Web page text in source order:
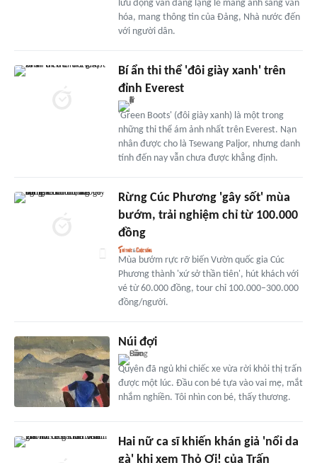
lưu động vẫn đang lặng lẽ mang ánh sáng văn
hóa, mang thông tin của Đảng, Nhà nước đến
với người dân.
Bí ẩn thi thể 'đôi giày xanh' trên
đỉnh Everest
'Green Boots' (đôi giày xanh) là một trong
những thi thể ám ảnh nhất trên Everest. Nạn
nhân được cho là Tsewang Paljor, nhưng danh
tính đến nay vẫn chưa được khẳng định.
Rừng Cúc Phương 'gây sốt' mùa
bướm, trải nghiệm chỉ từ 100.000
đồng
Mùa bướm rực rỡ biến Vườn quốc gia Cúc
Phương thành 'xứ sở thần tiên', hút khách với
vé từ 60.000 đồng, tour chỉ 100.000–300.000
đồng/người.
Núi đợi
Quyên đã ngủ khi chiếc xe vừa rời khỏi thị trấn
được một lúc. Đầu con bé tựa vào vai mẹ, mắt
nhắm nghiền. Tôi nhìn con bé, thấy thương.
Hai nữ ca sĩ khiến khán giả 'nổi da
gà' khi xem Thỏ Ơi! của Trấn